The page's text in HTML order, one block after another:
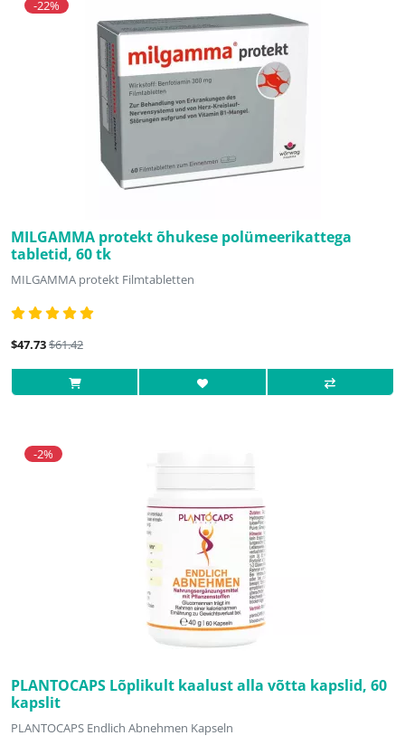
-22%
MILGAMMA protekt õhukese polümeerikattega
tabletid, 60 tk
MILGAMMA protekt Filmtabletten
$47.73$61.42
-2%
PLANTOCAPS Lõplikult kaalust alla võtta kapslid, 60
kapslit
PLANTOCAPS Endlich Abnehmen Kapseln